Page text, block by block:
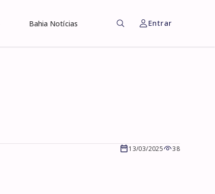
Bahia Notícias Entrar
13/03/2025 38